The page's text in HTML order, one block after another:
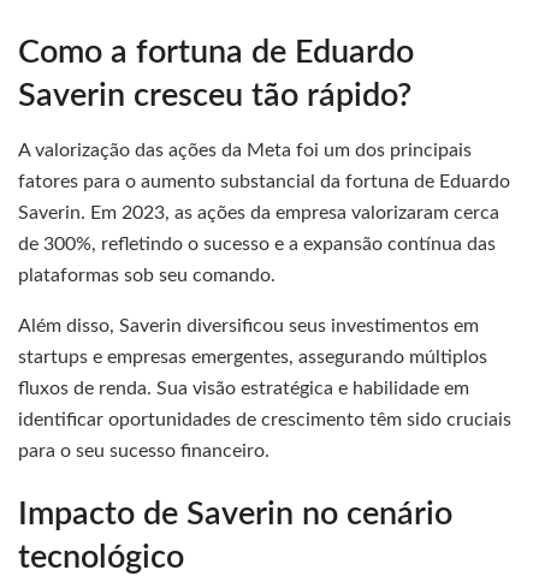
Como a fortuna de Eduardo
Saverin cresceu tão rápido?
A valorização das ações da Meta foi um dos principais
fatores para o aumento substancial da fortuna de Eduardo
Saverin. Em 2023, as ações da empresa valorizaram cerca
de 300%, refletindo o sucesso e a expansão contínua das
plataformas sob seu comando.
Além disso, Saverin diversificou seus investimentos em
startups e empresas emergentes, assegurando múltiplos
fluxos de renda. Sua visão estratégica e habilidade em
identificar oportunidades de crescimento têm sido cruciais
para o seu sucesso financeiro.
Impacto de Saverin no cenário
tecnológico